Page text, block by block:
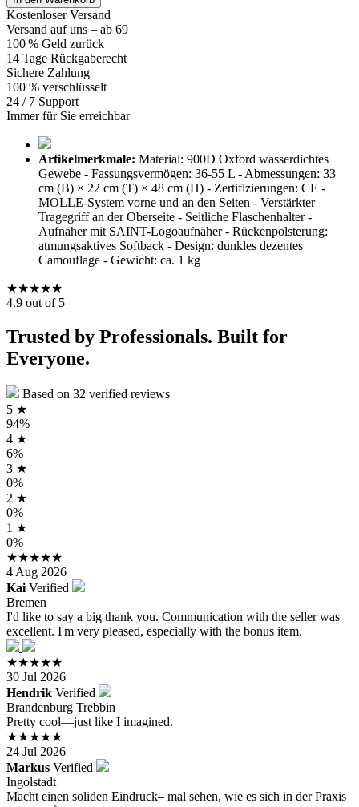
Rucksack
menge
Kostenloser Versand
Versand auf uns – ab 69
100 % Geld zurück
14 Tage Rückgaberecht
Sichere Zahlung
100 % verschlüsselt
24 / 7 Support
Immer für Sie erreichbar
Artikelmerkmale: Material: 900D Oxford wasserdichtes
Gewebe - Fassungsvermögen: 36-55 L - Abmessungen: 33
cm (B) × 22 cm (T) × 48 cm (H) - Zertifizierungen: CE -
MOLLE-System vorne und an den Seiten - Verstärkter
Tragegriff an der Oberseite - Seitliche Flaschenhalter -
Aufnäher mit SAINT-Logoaufnäher - Rückenpolsterung:
atmungsaktives Softback - Design: dunkles dezentes
Camouflage - Gewicht: ca. 1 kg
★★★★★
4.9 out of 5
Trusted by Professionals. Built for
Everyone.
Based on 32 verified reviews
5 ★
94%
4 ★
6%
3 ★
0%
2 ★
0%
1 ★
0%
★★★★★
4 Aug 2026
Kai Verified
Bremen
I'd like to say a big thank you. Communication with the seller was
excellent. I'm very pleased, especially with the bonus item.
★★★★★
30 Jul 2026
Hendrik Verified
Brandenburg Trebbin
Pretty cool—just like I imagined.
★★★★★
24 Jul 2026
Markus Verified
Ingolstadt
Macht einen soliden Eindruck– mal sehen, wie es sich in der Praxis